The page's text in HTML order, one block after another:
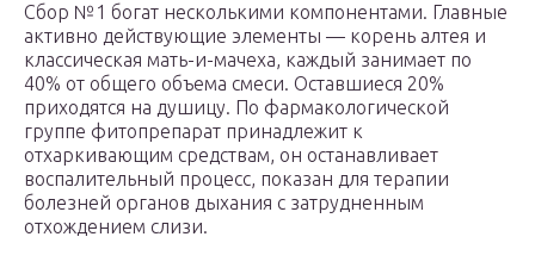
Сбор №1 богат несколькими компонентами. Главные
активно действующие элементы — корень алтея и
классическая мать-и-мачеха, каждый занимает по
40% от общего объема смеси. Оставшиеся 20%
приходятся на душицу. По фармакологической
группе фитопрепарат принадлежит к
отхаркивающим средствам, он останавливает
воспалительный процесс, показан для терапии
болезней органов дыхания с затрудненным
отхождением слизи.